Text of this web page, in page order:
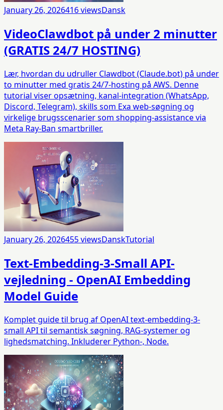
January 26, 2026416viewsDansk
VideoClawdbot på under 2 minutter
(GRATIS 24/7 HOSTING)
Lær, hvordan du udruller Clawdbot (Claude.bot) på under
to minutter med gratis 24/7‑hosting på AWS. Denne
tutorial viser opsætning, kanal‑integration (WhatsApp,
Discord, Telegram), skills som Exa web‑søgning og
virkelige brugsscenarier som shopping‑assistance via
Meta Ray‑Ban smartbriller.
January 26, 2026455viewsDanskTutorial
Text-Embedding-3-Small API-
vejledning - OpenAI Embedding
Model Guide
Komplet guide til brug af OpenAI text-embedding-3-
small API til semantisk søgning, RAG-systemer og
lighedsmatching. Inkluderer Python-, Node.